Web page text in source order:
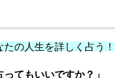
たの人生を詳しく占う
ってもいいですか？」